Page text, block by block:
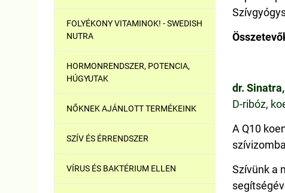
FOLYÉKONY VITAMINOK! - SWEDISH
NUTRA
HORMONRENDSZER, POTENCIA,
HÚGYUTAK
NŐKNEK AJÁNLOTT TERMÉKEINK
SZÍV ÉS ÉRRENDSZER
VÍRUS ÉS BAKTÉRIUM ELLEN
dr. Sinatra,
D-ribóz,
A Q10
Szívünk a